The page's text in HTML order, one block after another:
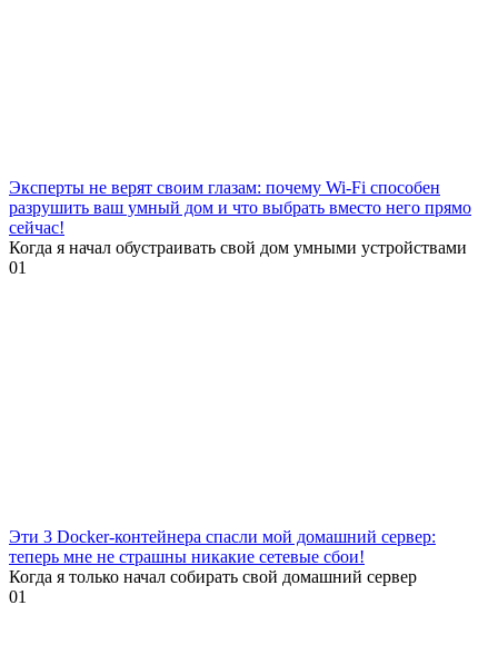
Эксперты не верят своим глазам: почему Wi-Fi способен
разрушить ваш умный дом и что выбрать вместо него прямо
сейчас!
Когда я начал обустраивать свой дом умными устройствами
01
Эти 3 Docker-контейнера спасли мой домашний сервер:
теперь мне не страшны никакие сетевые сбои!
Когда я только начал собирать свой домашний сервер
01